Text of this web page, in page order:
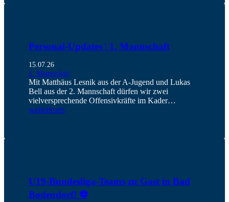
Personal-Updates | 1. Mannschaft
15.07.26
1. Mannschaft
Mit Matthäus Lesnik aus der A-Jugend und Lukas
Bell aus der 2. Mannschaft dürfen wir zwei
vielversprechende Offensivkräfte im Kader…
weiterlesen
U19-Bundesliga-Teams zu Gast in Bad
Bodendorf! ⚽️